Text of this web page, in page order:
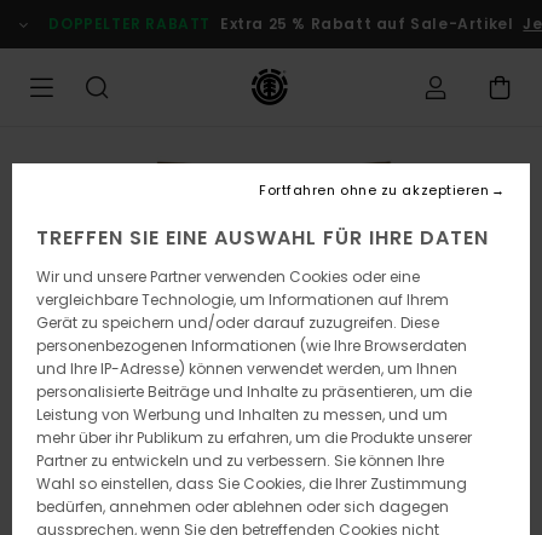
zur
Produktinformation
DOPPELTER RABATT Extra 25 % Rabatt auf Sale-Artikel
TREFFEN SIE EINE AUSWAHL FÜR IHRE DATEN
Wir und unsere Partner verwenden Cookies oder eine
vergleichbare Technologie, um Informationen auf Ihrem
Gerät zu speichern und/oder darauf zuzugreifen. Diese
personenbezogenen Informationen (wie Ihre Browserdaten
und Ihre IP-Adresse) können verwendet werden, um Ihnen
personalisierte Beiträge und Inhalte zu präsentieren, um die
Leistung von Werbung und Inhalten zu messen, und um
mehr über ihr Publikum zu erfahren, um die Produkte unserer
Partner zu entwickeln und zu verbessern. Sie können Ihre
Wahl so einstellen, dass Sie Cookies, die Ihrer Zustimmung
bedürfen, annehmen oder ablehnen oder sich dagegen
aussprechen, wenn Sie den betreffenden Cookies nicht
Fortfahren ohne zu akzeptieren